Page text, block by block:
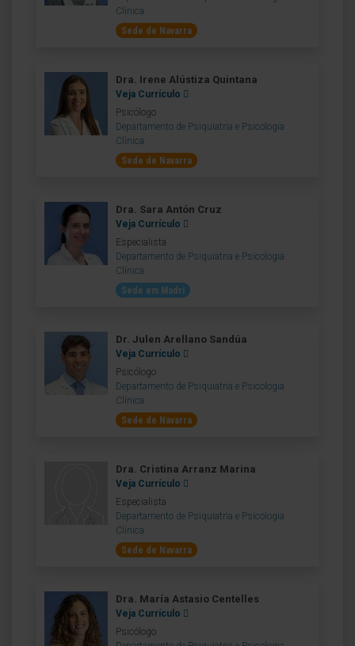
Clínica
Sede de Navarra
Dra. Irene Alústiza Quintana
Veja Currículo
Psicólogo
Departamento de Psiquiatria e Psicologia
Clínica
Sede de Navarra
Dra. Sara Antón Cruz
Veja Currículo
Especialista
Departamento de Psiquiatria e Psicologia
Clínica
Sede em Madri
Dr. Julen Arellano Sandúa
Veja Currículo
Psicólogo
Departamento de Psiquiatria e Psicologia
Clínica
Sede de Navarra
Dra. Cristina Arranz Marina
Veja Currículo
Especialista
Departamento de Psiquiatria e Psicologia
Clínica
Sede de Navarra
Dra. María Astasio Centelles
Veja Currículo
Psicólogo